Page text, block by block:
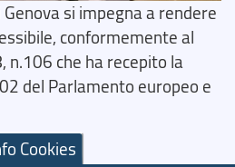
si impegna a rendere
conformemente al
n.106 che ha recepito la
del Parlamento europeo e
Cookies